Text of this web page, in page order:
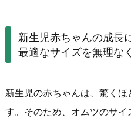
新生児赤ちゃんの成長
最適なサイズを無理な
新生児の赤ちゃんは、驚く
す。そのため、オムツのサ